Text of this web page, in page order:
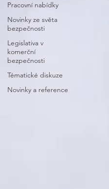
Pracovní nabídky
Novinky ze světa
bezpečnosti
Legislativa v
komerční
bezpečnosti
Tématické diskuze
Novinky a reference